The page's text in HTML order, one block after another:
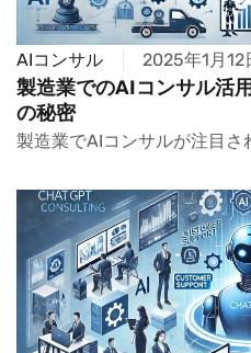
AIコンサル 2025年1月12
製造業でのAIコンサル活
の秘密
製造業でAIコンサルが注目さ